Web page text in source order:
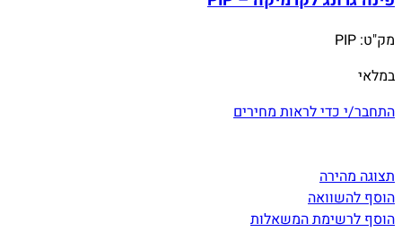
מק"ט: PIP
במלאי
התחבר/י כדי לראות מחירים
תצוגה מהירה
הוסף להשוואה
הוסף לרשימת המשאלות